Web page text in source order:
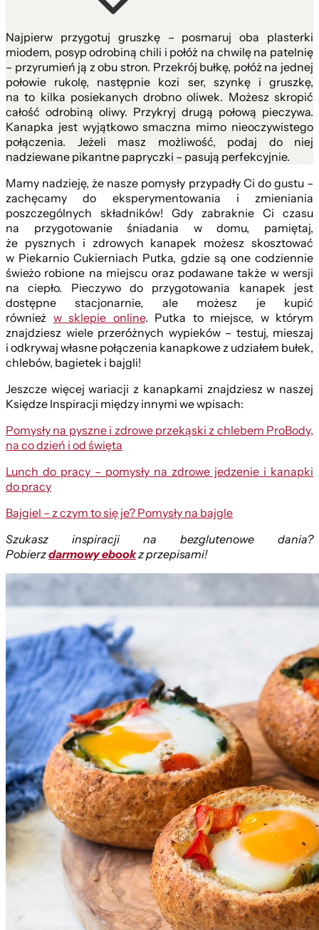
Najpierw przygotuj gruszkę – posmaruj oba plasterki
miodem, posyp odrobiną chili i połóż na chwilę na patelnię
– przyrumień ją z obu stron. Przekrój bułkę, połóż na jednej
połowie rukolę, następnie kozi ser, szynkę i gruszkę,
na to kilka posiekanych drobno oliwek. Możesz skropić
całość odrobiną oliwy. Przykryj drugą połową pieczywa.
Kanapka jest wyjątkowo smaczna mimo nieoczywistego
połączenia. Jeżeli masz możliwość, podaj do niej
nadziewane pikantne papryczki – pasują perfekcyjnie.
Mamy nadzieję, że nasze pomysły przypadły Ci do gustu –
zachęcamy do eksperymentowania i zmieniania
poszczególnych składników! Gdy zabraknie Ci czasu
na przygotowanie śniadania w domu, pamiętaj,
że pysznych i zdrowych kanapek możesz skosztować
w Piekarnio Cukierniach Putka, gdzie są one codziennie
świeżo robione na miejscu oraz podawane także w wersji
na ciepło. Pieczywo do przygotowania kanapek jest
dostępne stacjonarnie, ale możesz je kupić
również w sklepie online. Putka to miejsce, w którym
znajdziesz wiele przeróżnych wypieków – testuj, mieszaj
i odkrywaj własne połączenia kanapkowe z udziałem bułek,
chlebów, bagietek i bajgli!
Jeszcze więcej wariacji z kanapkami znajdziesz w naszej
Księdze Inspiracji między innymi we wpisach:
Pomysły na pyszne i zdrowe przekąski z chlebem ProBody,
na co dzień i od święta
Lunch do pracy – pomysły na zdrowe jedzenie i kanapki
do pracy
Bajgiel – z czym to się je? Pomysły na bajgle
Szukasz inspiracji na bezglutenowe dania?
Pobierzdarmowy ebookz przepisami!